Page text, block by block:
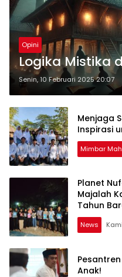
Opini
Logika Mistika
Senin, 10 Februari 2025 20:07
Menjaga
Inspirasi
Mimbar
Planet
Majalah
Tahun
News
Anak!